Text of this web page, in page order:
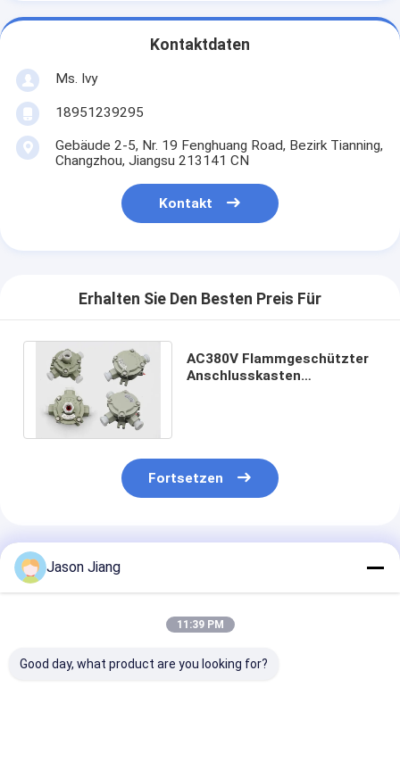
Kontaktdaten
Ms. Ivy
18951239295
Gebäude 2-5, Nr. 19 Fenghuang Road, Bezirk Tianning,
Changzhou, Jiangsu 213141 CN
Kontakt
Erhalten Sie Den Besten Preis Für
AC380V Flammgeschützter
Anschlusskasten
Fortsetzen
Empfohlene Produkte
Jason Jiang
11:39 PM
Good day, what product are you looking for?